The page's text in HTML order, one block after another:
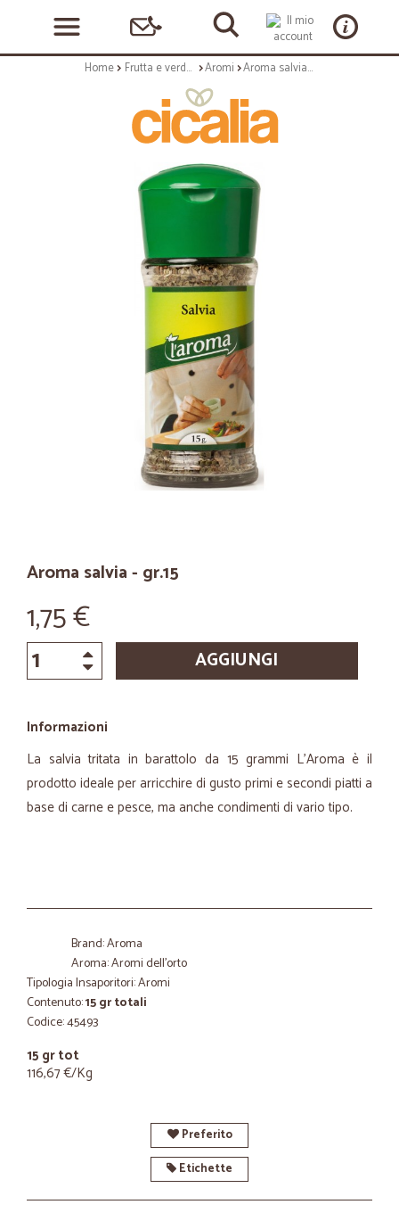
Home Frutta e verdura Aromi Aroma salvia - gr.15
Aroma salvia - gr.15
1,75 €
AGGIUNGI
Informazioni
La salvia tritata in barattolo da 15 grammi L'Aroma è il
prodotto ideale per arricchire di gusto primi e secondi piatti a
base di carne e pesce, ma anche condimenti di vario tipo.
Brand: Aroma
Aroma: Aromi dell'orto
Tipologia Insaporitori: Aromi
Contenuto:15 gr totali
Codice: 45493
15 gr tot
116,67 €/Kg
Preferito
Etichette